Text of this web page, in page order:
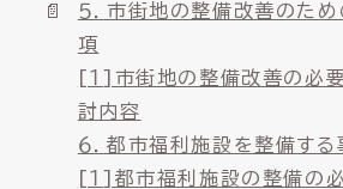
５．市街地の整備改善のた
項
[１]市街地の整備改善の
討内容
６．都市福利施設を整備す
[１]都市福利施設の整備